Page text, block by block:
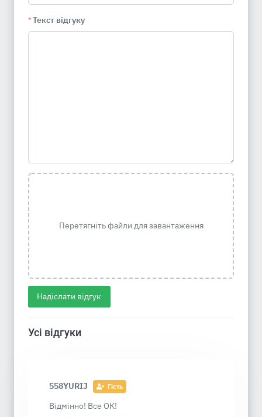
* Текст відгуку
Перетягніть файли для завантаження
Надіслати відгук
Усі відгуки
558YURIJ Гість
Відмінно! Все ОК!